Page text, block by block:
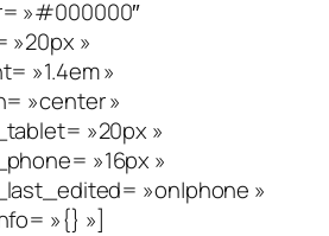
»#000000″
»
»1.4em »
»center »
»20px »
»16px »
»on|phone »
»{} »]